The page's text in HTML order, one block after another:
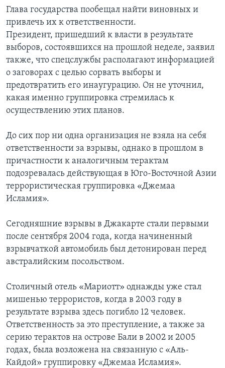
Глава государства пообещал найти виновных и
привлечь их к ответственности.
Президент, пришедший к власти в результате
выборов, состоявшихся на прошлой неделе, заявил
также, что спецслужбы располагают информацией
о заговорах с целью сорвать выборы и
предотвратить его инаугурацию. Он не уточнил,
какая именно группировка стремилась к
осуществлению этих планов.
До сих пор ни одна организация не взяла на себя
ответственности за взрывы, однако в прошлом в
причастности к аналогичным терактам
подозревалась действующая в Юго-Восточной Азии
террористическая группировка «Джемаа
Исламия».
Сегодняшние взрывы в Джакарте стали первыми
после сентября 2004 года, когда начиненный
взрывчаткой автомобиль был детонирован перед
австралийским посольством.
Столичный отель «Мариотт» однажды уже стал
мишенью террористов, когда в 2003 году в
результате взрыва здесь погибло 12 человек.
Ответственность за это преступление, а также за
серию терактов на острове Бали в 2002 и 2005
годах, была возложена на связанную с «Аль-
Кайдой» группировку «Джемаа Исламия».